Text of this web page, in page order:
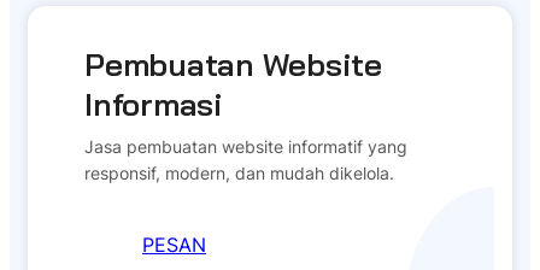
Pembuatan Website
Informasi
Jasa pembuatan website informatif yang
responsif, modern, dan mudah dikelola.
PESAN